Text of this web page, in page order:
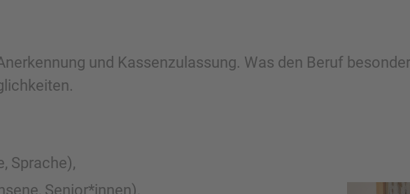
und Kassenzulassung. Was den Beruf
Sprache),
Senior*innen),